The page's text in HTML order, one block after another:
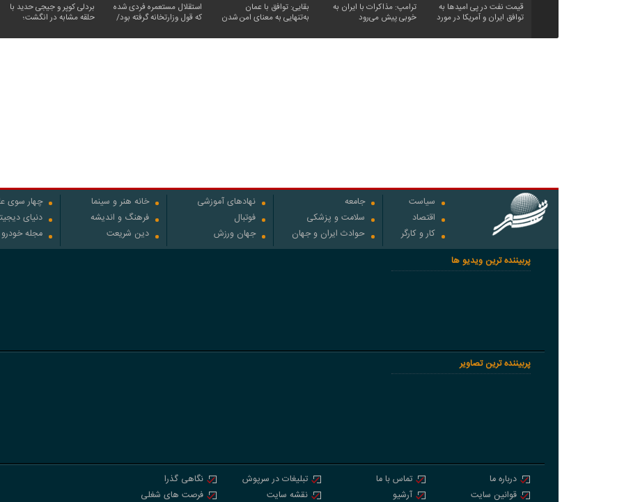
قیمت نفت در پی امیدها به
توافق ایران و آمریکا در مورد
ترامپ: مذاکرات با ایران به
خوبی پیش می‌رود
بقایی: توافق با عمان
به‌تنهایی به معنای امن شدن
عبوری نیست
استقلال مستعمره فردی شده
که قول وزارتخانه گرفته بود/
انتخاباتی داشت، باشگاه را
بردلی کوپر و جیجی حدید با
حلقه‌ مشابه در انگشت؛
سال نامزدی
سیاست
اقتصاد
کار و کارگر
جامعه
سلامت و پزشکی
حوادث ایران و جهان
نهادهای آموزشی
فوتبال
جهان ورزش
خانه هنر و سینما
فرهنگ و اندیشه
دین شریعت
چهار سوی
دنیای
مجله خودرو
پربیننده ترین ویدیو ها
پربیننده ترین تصاویر
درباره ما تماس با ما تبلیغات در سرپوش
نگاهی گذرا
قوانین سایت
آرشیو نقشه سایت فرصت های شغلی